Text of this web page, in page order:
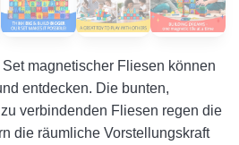
magnetischer Fliesen können
entdecken. Die bunten,
verbindenden Fliesen regen die
die räumliche Vorstellungskraft